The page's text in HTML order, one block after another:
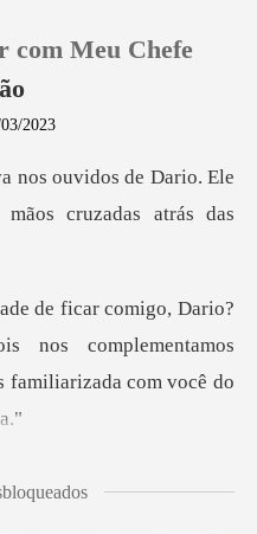
0
com Meu Chefe
2023
idos de Dario. Ele
complementamos